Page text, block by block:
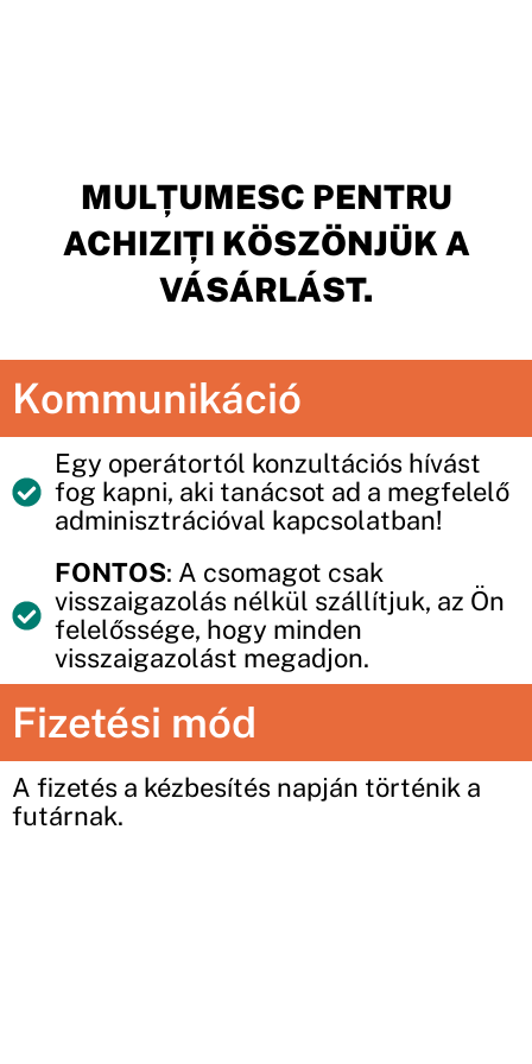
MULȚUMESC PENTRU
ACHIZIȚI KÖSZÖNJÜK A
VÁSÁRLÁST.
Kommunikáció
Egy operátortól konzultációs hívást
fog kapni, aki tanácsot ad a megfelelő
adminisztrációval kapcsolatban!
FONTOS: A csomagot csak
visszaigazolás nélkül szállítjuk, az Ön
felelőssége, hogy minden
visszaigazolást megadjon.
Fizetési mód
A fizetés a kézbesítés napján történik a
futárnak.